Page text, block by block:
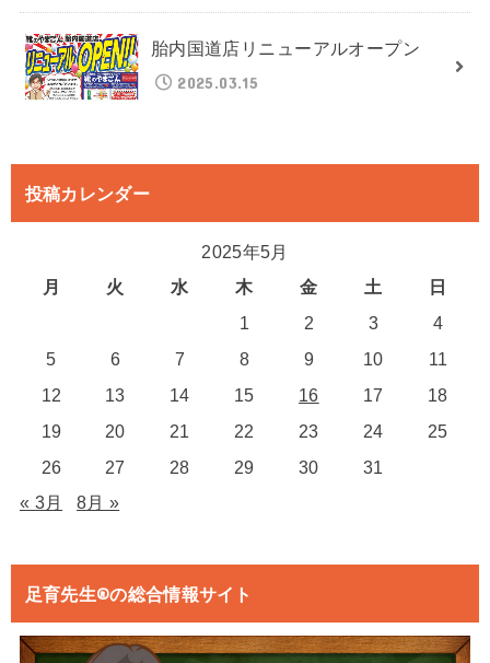
胎内国道店リニューアルオープン
2025.03.15
投稿カレンダー
2025年5月
月
火 水 木 金 土
日
1
2 3
4
5
6 7 8 9 10
11
12
13 14 15 16 17
18
19
20 21 22 23 24
25
26
27 28 29 30
31
« 3月
8月 »
足育先生®の総合情報サイト